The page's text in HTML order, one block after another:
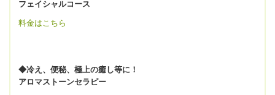
フェイシャルコース
料金はこちら
◆冷え、便秘、極上の癒し等に！
アロマストーンセラピー